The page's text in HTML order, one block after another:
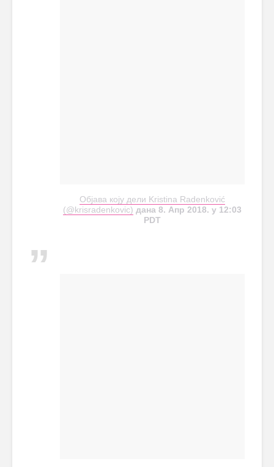
Објава коју дели Kristina Radenković
(@krisradenkovic) дана 8. Апр 2018. у 12:03
PDT